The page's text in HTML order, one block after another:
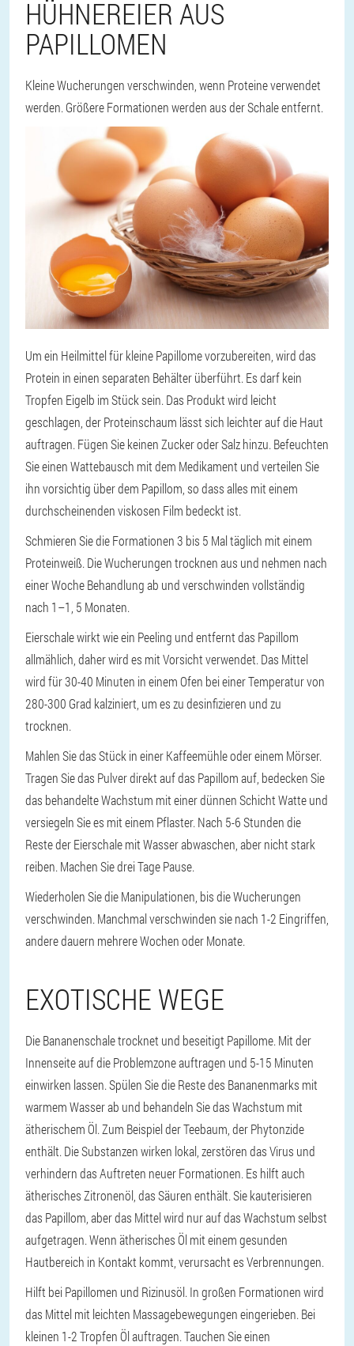
HÜHNEREIER AUS
PAPILLOMEN
Kleine Wucherungen verschwinden, wenn Proteine verwendet
werden. Größere Formationen werden aus der Schale entfernt.
Um ein Heilmittel für kleine Papillome vorzubereiten, wird das
Protein in einen separaten Behälter überführt. Es darf kein
Tropfen Eigelb im Stück sein. Das Produkt wird leicht
geschlagen, der Proteinschaum lässt sich leichter auf die Haut
auftragen. Fügen Sie keinen Zucker oder Salz hinzu. Befeuchten
Sie einen Wattebausch mit dem Medikament und verteilen Sie
ihn vorsichtig über dem Papillom, so dass alles mit einem
durchscheinenden viskosen Film bedeckt ist.
Schmieren Sie die Formationen 3 bis 5 Mal täglich mit einem
Proteinweiß. Die Wucherungen trocknen aus und nehmen nach
einer Woche Behandlung ab und verschwinden vollständig
nach 1–1, 5 Monaten.
Eierschale wirkt wie ein Peeling und entfernt das Papillom
allmählich, daher wird es mit Vorsicht verwendet. Das Mittel
wird für 30-40 Minuten in einem Ofen bei einer Temperatur von
280-300 Grad kalziniert, um es zu desinfizieren und zu
trocknen.
Mahlen Sie das Stück in einer Kaffeemühle oder einem Mörser.
Tragen Sie das Pulver direkt auf das Papillom auf, bedecken Sie
das behandelte Wachstum mit einer dünnen Schicht Watte und
versiegeln Sie es mit einem Pflaster. Nach 5-6 Stunden die
Reste der Eierschale mit Wasser abwaschen, aber nicht stark
reiben. Machen Sie drei Tage Pause.
Wiederholen Sie die Manipulationen, bis die Wucherungen
verschwinden. Manchmal verschwinden sie nach 1-2 Eingriffen,
andere dauern mehrere Wochen oder Monate.
EXOTISCHE WEGE
Die Bananenschale trocknet und beseitigt Papillome. Mit der
Innenseite auf die Problemzone auftragen und 5-15 Minuten
einwirken lassen. Spülen Sie die Reste des Bananenmarks mit
warmem Wasser ab und behandeln Sie das Wachstum mit
ätherischem Öl. Zum Beispiel der Teebaum, der Phytonzide
enthält. Die Substanzen wirken lokal, zerstören das Virus und
verhindern das Auftreten neuer Formationen. Es hilft auch
ätherisches Zitronenöl, das Säuren enthält. Sie kauterisieren
das Papillom, aber das Mittel wird nur auf das Wachstum selbst
aufgetragen. Wenn ätherisches Öl mit einem gesunden
Hautbereich in Kontakt kommt, verursacht es Verbrennungen.
Hilft bei Papillomen und Rizinusöl. In großen Formationen wird
das Mittel mit leichten Massagebewegungen eingerieben. Bei
kleinen 1-2 Tropfen Öl auftragen. Tauchen Sie einen